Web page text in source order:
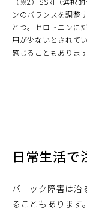
ンのバランスを調整
とつ。セロトニンに
用が少ないとされて
感じることもあります
日常生活で
パニック障害は治
ることもあります